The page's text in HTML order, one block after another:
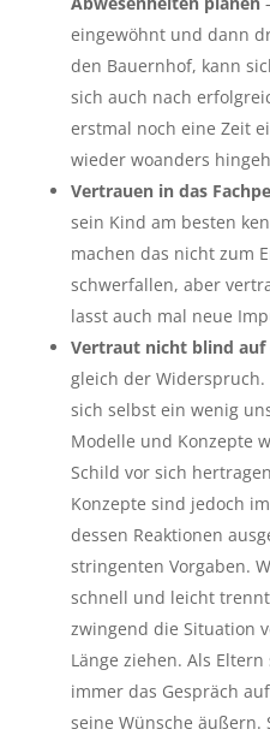
eingewöhnt und dann
den Bauernhof, kann
sich auch nach
erstmal noch eine Zeit
wieder woanders
Vertrauen in das
sein Kind am besten
machen das nicht zum
schwerfallen, aber
lasst auch mal neue
Vertraut nicht blind auf
gleich der Widerspruch.
sich selbst ein wenig
Modelle und Konzepte
Schild vor sich
Konzepte sind jedoch
dessen Reaktionen
stringenten Vorgaben.
schnell und leicht
zwingend die Situation
Länge ziehen. Als
immer das Gespräch
seine Wünsche äußern.